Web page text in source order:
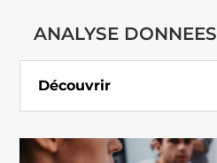
ANALYSE DONNEES
Découvrir